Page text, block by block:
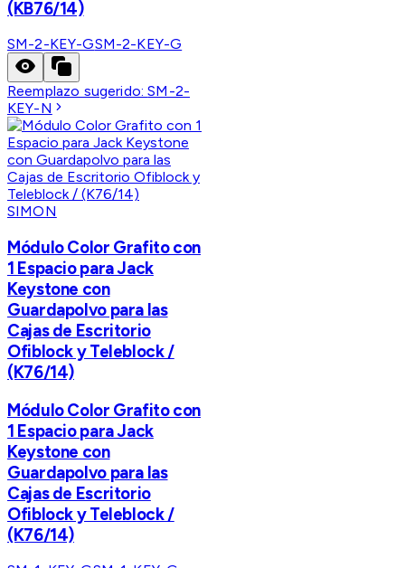
(KB76/14)
SM-2-KEY-GSM-2-KEY-G
Reemplazo sugerido:SM-2-
KEY-N
SIMON
Módulo Color Grafito con
1 Espacio para Jack
Keystone con
Guardapolvo para las
Cajas de Escritorio
Ofiblock y Teleblock /
(K76/14)
Módulo Color Grafito con
1 Espacio para Jack
Keystone con
Guardapolvo para las
Cajas de Escritorio
Ofiblock y Teleblock /
(K76/14)